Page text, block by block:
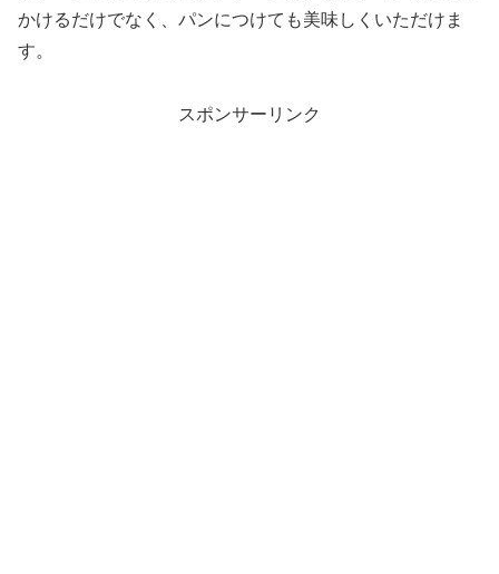
かけるだけでなく、パンにつけても美味しくいただけま
す。
スポンサーリンク